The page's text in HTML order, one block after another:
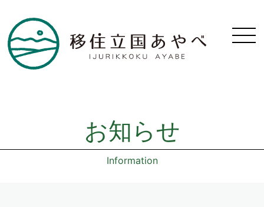
お知らせ
Information